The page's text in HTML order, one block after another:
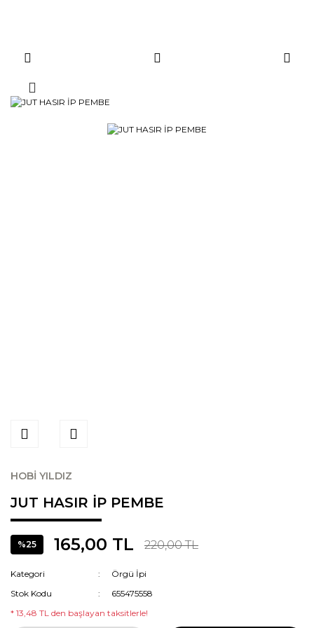
HOBİ YILDIZ
JUT HASIR İP PEMBE
%25 165,00 TL 220,00 TL
Kategori
Örgü İpi
Stok Kodu
655475558
* 13,48 TL den başlayan taksitlerle!